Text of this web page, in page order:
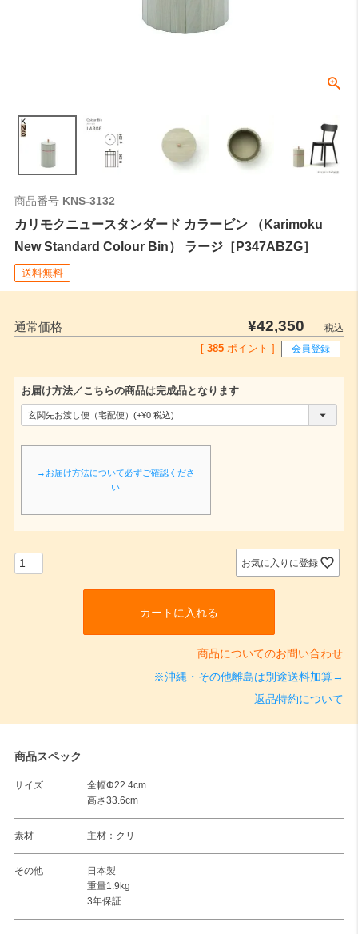
商品番号 KNS-3132
カリモクニュースタンダード カラービン （Karimoku
New Standard Colour Bin） ラージ［P347ABZG］
送料無料
通常価格 ¥42,350
税込
[ 385 ポイント ] 会員登録
お届け方法／こちらの商品は完成品となります
→お届け方法について必ずご確認くださ
い
お気に入りに登録
カートに入れる
商品についてのお問い合わせ
※沖縄・その他離島は別途送料加算→
返品特約について
商品スペック
サイズ
全幅Φ22.4cm
高さ33.6cm
素材 主材：クリ
その他
日本製
重量1.9kg
3年保証